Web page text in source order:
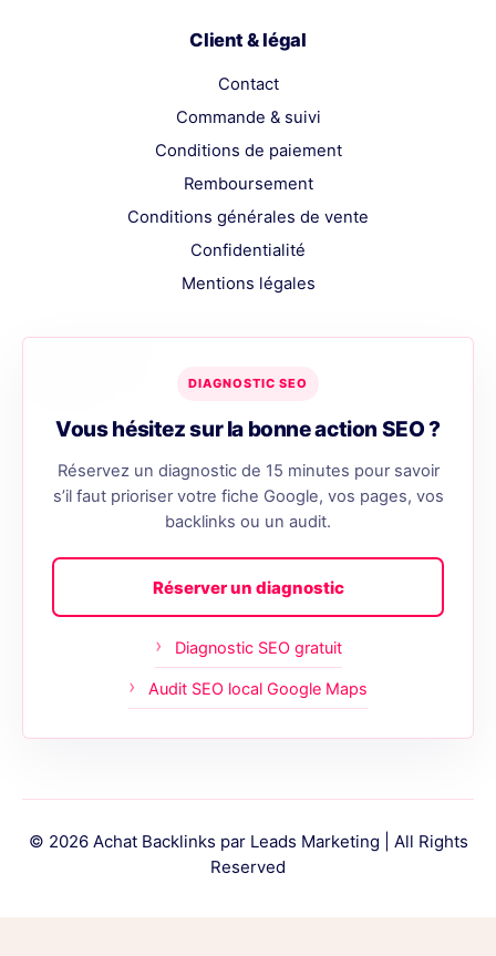
Client & légal
Contact
Commande & suivi
Conditions de paiement
Remboursement
Conditions générales de vente
Confidentialité
Mentions légales
DIAGNOSTIC SEO
Vous hésitez sur la bonne action SEO ?
Réservez un diagnostic de 15 minutes pour savoir
s’il faut prioriser votre fiche Google, vos pages, vos
backlinks ou un audit.
Réserver un diagnostic
Diagnostic SEO gratuit
Audit SEO local Google Maps
© 2026 Achat Backlinks par Leads Marketing | All Rights
Reserved